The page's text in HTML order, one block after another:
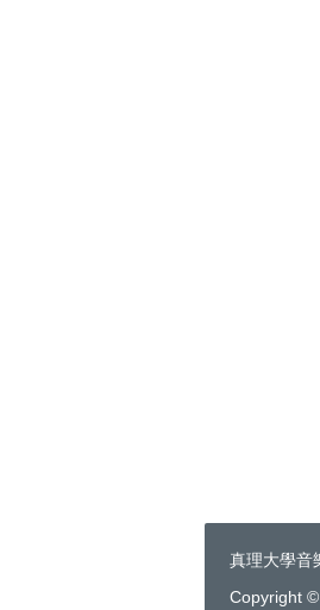
真理大學音
Copyright